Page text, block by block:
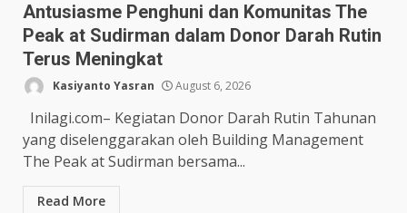
Antusiasme Penghuni dan Komunitas The
Peak at Sudirman dalam Donor Darah Rutin
Terus Meningkat
Kasiyanto Yasran August 6, 2026
Inilagi.com– Kegiatan Donor Darah Rutin Tahunan
yang diselenggarakan oleh Building Management
The Peak at Sudirman bersama...
Read More